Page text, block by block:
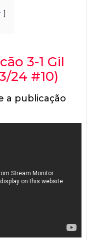
3-1 Gil
24 #10)
a publicação